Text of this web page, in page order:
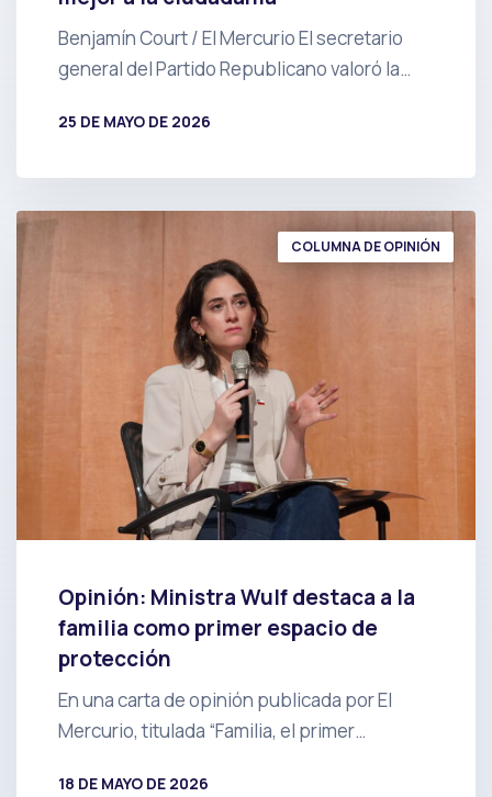
Benjamín Court / El Mercurio El secretario
general del Partido Republicano valoró la…
25 DE MAYO DE 2026
COLUMNA DE OPINIÓN
Opinión: Ministra Wulf destaca a la
familia como primer espacio de
protección
En una carta de opinión publicada por El
Mercurio, titulada “Familia, el primer…
18 DE MAYO DE 2026